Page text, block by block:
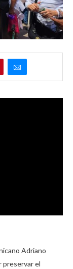
Adriano
preservar el